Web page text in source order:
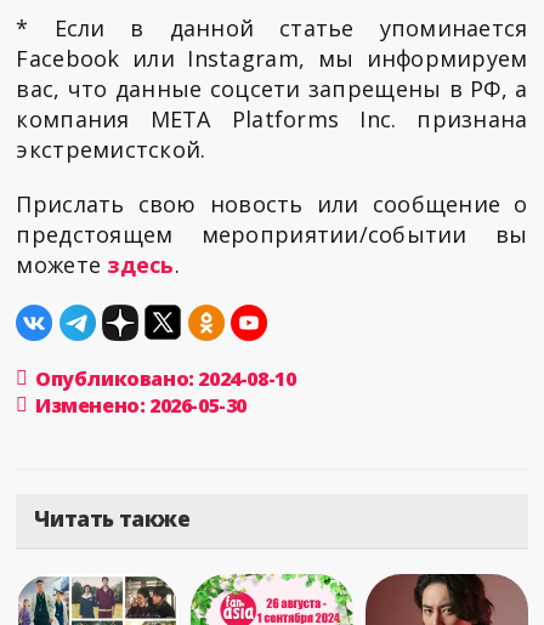
* Если в данной статье упоминается
Facebook или Instagram, мы информируем
вас, что данные соцсети запрещены в РФ, а
компания META Platforms Inc. признана
экстремистской.
Прислать свою новость или сообщение о
предстоящем мероприятии/событии вы
можете здесь.
Опубликовано: 2024-08-10
Изменено: 2026-05-30
Читать также